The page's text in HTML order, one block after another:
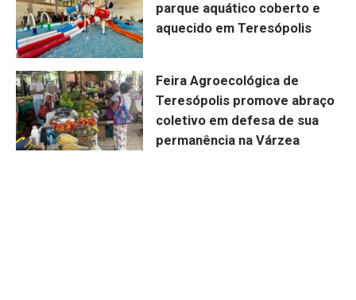
parque aquático coberto e
aquecido em Teresópolis
Feira Agroecológica de
Teresópolis promove abraço
coletivo em defesa de sua
permanência na Várzea